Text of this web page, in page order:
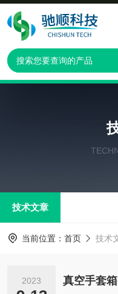
技术文章
当前位置： 首页 技术
2023 真空手套